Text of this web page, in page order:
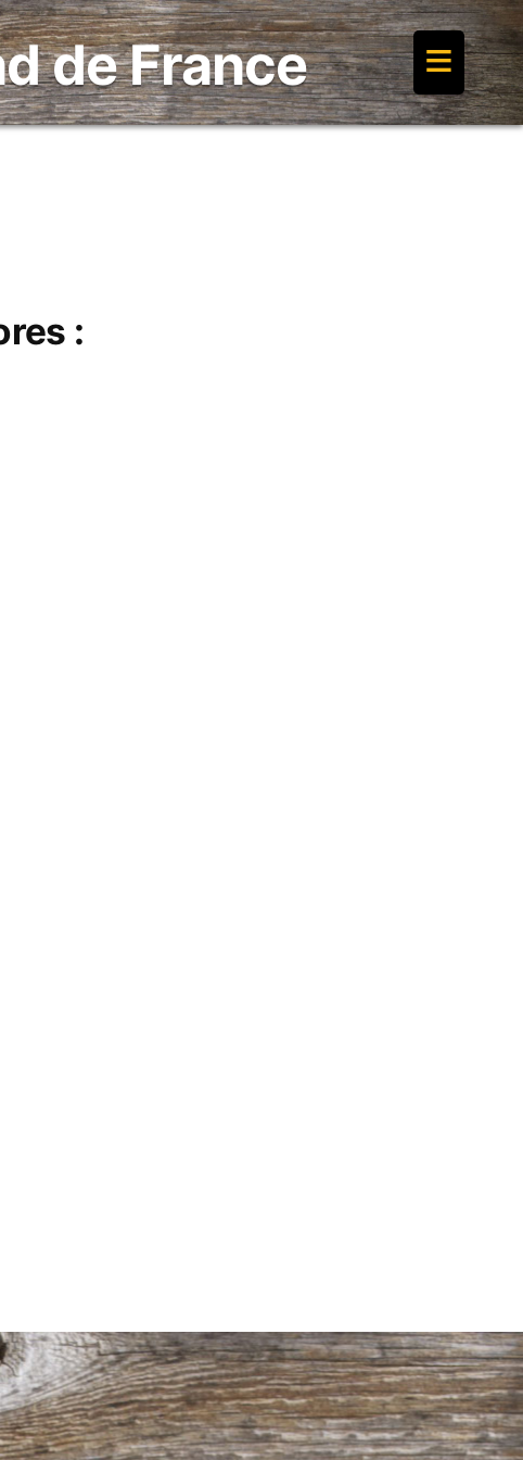
de France ≡
: